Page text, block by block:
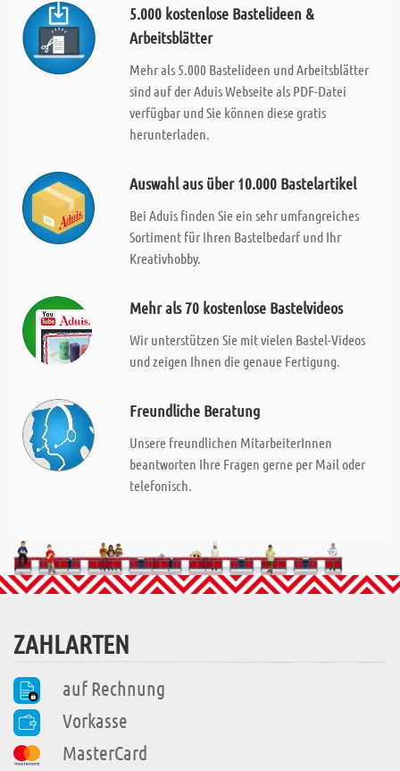
5.000 kostenlose Bastelideen &
Arbeitsblätter
Mehr als 5.000 Bastelideen und Arbeitsblätter
sind auf der Aduis Webseite als PDF-Datei
verfügbar und Sie können diese gratis
herunterladen.
Auswahl aus über 10.000 Bastelartikel
Bei Aduis finden Sie ein sehr umfangreiches
Sortiment für Ihren Bastelbedarf und Ihr
Kreativhobby.
Mehr als 70 kostenlose Bastelvideos
Wir unterstützen Sie mit vielen Bastel-Videos
und zeigen Ihnen die genaue Fertigung.
Freundliche Beratung
Unsere freundlichen MitarbeiterInnen
beantworten Ihre Fragen gerne per Mail oder
telefonisch.
ZAHLARTEN
auf Rechnung
Vorkasse
MasterCard